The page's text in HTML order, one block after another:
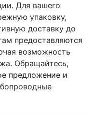
Для вашего
упаковку,
доставку до
предоставляются
возможность
Обращайтесь,
предложение и